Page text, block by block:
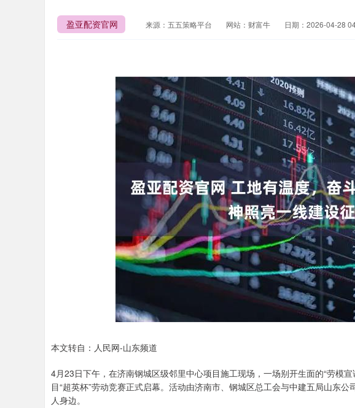
盈亚配资官网 来源：五五策略平台 网站：财富牛 日期：2026-04-28
本文转自：人民网-山东频道
4月23日下午，在济南钢城区级邻里中心项目施工现场，一场别开生面的“劳模
目“超英杯”劳动竞赛正式启幕。活动由济南市、钢城区总工会与中建五局山东
人身边。